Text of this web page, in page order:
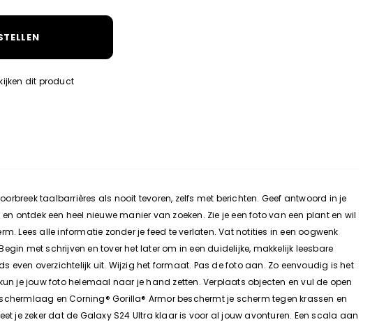
dit product
taalbarrières als nooit tevoren, zelfs met berichten. Geef antwoord in je
ontdek een heel nieuwe manier van zoeken. Zie je een foto van een plant en wil
Lees alle informatie zonder je feed te verlaten. Vat notities in een oogwenk
met schrijven en tover het later om in een duidelijke, makkelijk leesbare
even overzichtelijk uit. Wijzig het formaat. Pas de foto aan. Zo eenvoudig is het
je jouw foto helemaal naar je hand zetten. Verplaats objecten en vul de open
en Corning® Gorilla® Armor beschermt je scherm tegen krassen en
je zeker dat de Galaxy S24 Ultra klaar is voor al jouw avonturen. Een scala aan